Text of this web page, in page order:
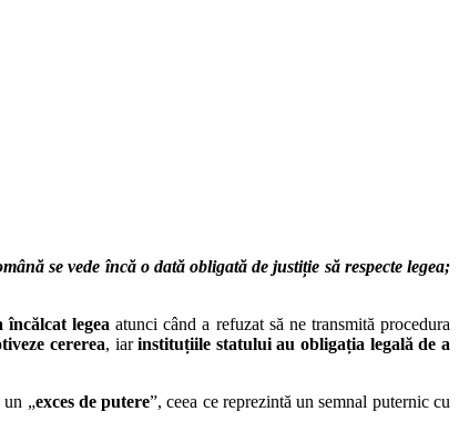
se vede încă o dată obligată de justiție să respecte legea;
legea atunci când a refuzat să ne transmită procedura
cererea, iarinstituțiile statului au obligația legală de a
un „exces de putere”, ceea ce reprezintă un semnal puternic cu